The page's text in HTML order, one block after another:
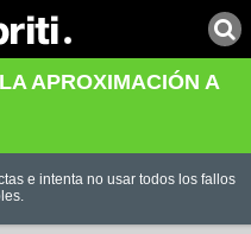
APROXIMACIÓN A
e intenta no usar todos los fallos